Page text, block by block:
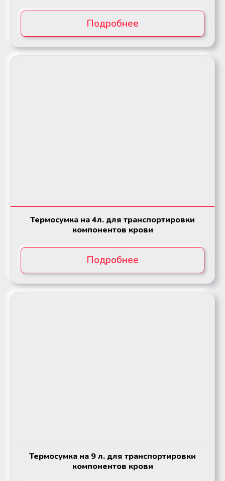
Подробнее
Термосумка на 4л. для транспортировки
компонентов крови
Подробнее
Термосумка на 9 л. для транспортировки
компонентов крови